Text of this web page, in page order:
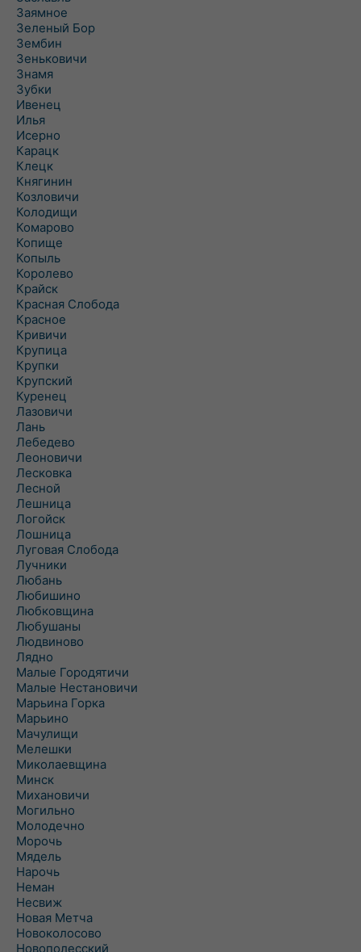
Заямное
Зеленый Бор
Зембин
Зеньковичи
Знамя
Зубки
Ивенец
Илья
Исерно
Карацк
Клецк
Княгинин
Козловичи
Колодищи
Комарово
Копище
Копыль
Королево
Крайск
Красная Слобода
Красное
Кривичи
Крупица
Крупки
Крупский
Куренец
Лазовичи
Лань
Лебедево
Леоновичи
Лесковка
Лесной
Лешница
Логойск
Лошница
Луговая Слобода
Лучники
Любань
Любишино
Любковщина
Любушаны
Людвиново
Лядно
Малые Городятичи
Малые Нестановичи
Марьина Горка
Марьино
Мачулищи
Мелешки
Миколаевщина
Минск
Михановичи
Могильно
Молодечно
Морочь
Мядель
Нарочь
Неман
Несвиж
Новая Метча
Новоколосово
Новополесский